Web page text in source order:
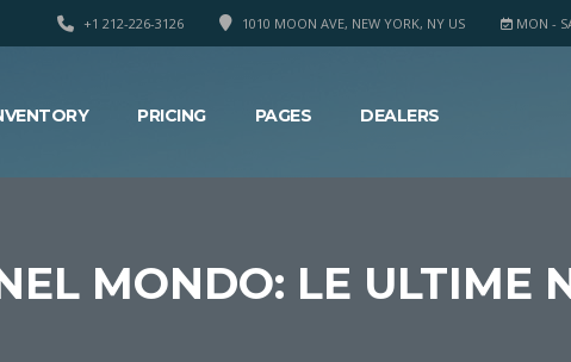
MON -
1010 MOON AVE, NEW YORK, NY US
+1 212-226-3126
PRICING PAGES DEALERS
MONDO: LE ULTIME